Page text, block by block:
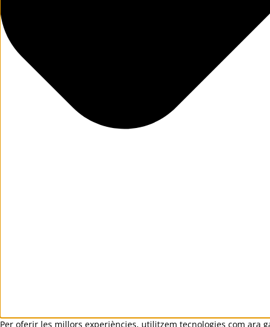
Per oferir les millors experiències, utilitzem tecnologies com ara